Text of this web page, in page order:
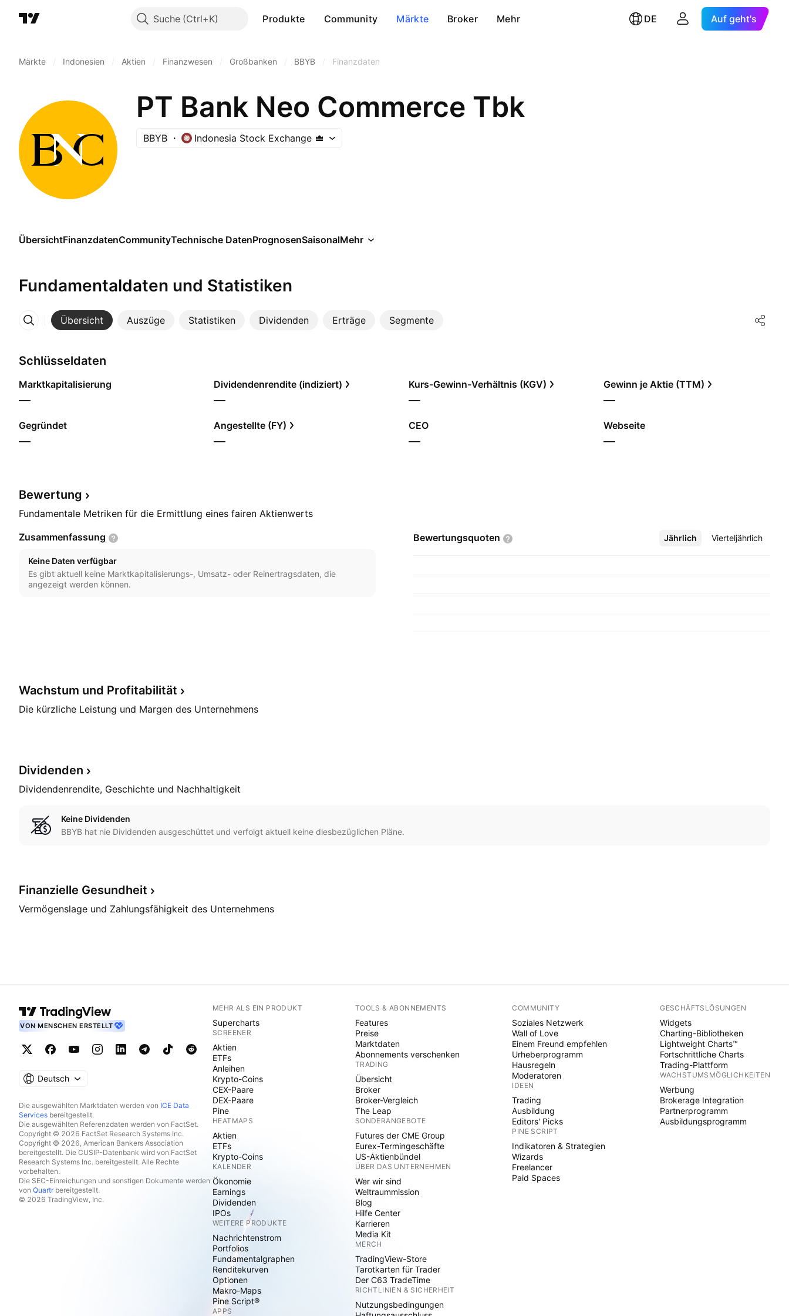
Suche Produkte Community Märkte Broker Mehr DE Auf geht's
Märkte Indonesien Aktien Finanzwesen Großbanken BBYB Finanzdaten
PT Bank Neo Commerce Tbk
BBYB Indonesia Stock Exchange
ÜbersichtFinanzdatenCommunityTechnische DatenPrognosenSaisonalMehr
Fundamentaldaten und Statistiken
Übersicht Auszüge Statistiken Dividenden Erträge Segmente
Mehr
Schlüsseldaten
Marktkapitalisierung
—
Dividendenrendite (indiziert)
—
Kurs-Gewinn-Verhältnis (KGV)
—
Gewinn je Aktie (TTM)
—
Gegründet
—
Angestellte (FY)
—
CEO
—
Webseite
—
Bewertung
Fundamentale Metriken für die Ermittlung eines fairen Aktienwerts
Zusammenfassung
Keine Daten verfügbar
Es gibt aktuell keine Marktkapitalisierungs-, Umsatz- oder Reinertragsdaten, die
angezeigt werden können.
Bewertungsquoten Jährlich Vierteljährlich
Mehr
Wachstum und Profitabilität
Die kürzliche Leistung und Margen des Unternehmens
Dividenden
Dividendenrendite, Geschichte und Nachhaltigkeit
Keine Dividenden
BBYB hat nie Dividenden ausgeschüttet und verfolgt aktuell keine diesbezüglichen Pläne.
Finanzielle Gesundheit
Vermögenslage und Zahlungsfähigkeit des Unternehmens
VON MENSCHEN ERSTELLT
Deutsch
Die ausgewählten Marktdaten werden von ICE Data
Services bereitgestellt.
Die ausgewählten Referenzdaten werden von FactSet.
Copyright © 2026 FactSet Research Systems Inc.
Copyright © 2026, American Bankers Association
bereitgestellt. Die CUSIP-Datenbank wird von FactSet
Research Systems Inc. bereitgestellt. Alle Rechte
vorbehalten.
Die SEC-Einreichungen und sonstigen Dokumente werden
von Quartrbereitgestellt.
© 2026 TradingView, Inc.
MEHR ALS EIN PRODUKT
Supercharts
SCREENER
Aktien
ETFs
Anleihen
Krypto-Coins
CEX-Paare
DEX-Paare
Pine
HEATMAPS
Aktien
ETFs
Krypto-Coins
KALENDER
Ökonomie
Earnings
Dividenden
IPOs
WEITERE PRODUKTE
Nachrichtenstrom
Portfolios
Fundamentalgraphen
Renditekurven
Optionen
Makro-Maps
Pine Script®
APPS
TOOLS & ABONNEMENTS
Features
Preise
Marktdaten
Abonnements verschenken
TRADING
Übersicht
Broker
Broker-Vergleich
The Leap
SONDERANGEBOTE
Futures der CME Group
Eurex-Termingeschäfte
US-Aktienbündel
ÜBER DAS UNTERNEHMEN
Wer wir sind
Weltraummission
Blog
Hilfe Center
Karrieren
Media Kit
MERCH
TradingView-Store
Tarotkarten für Trader
Der C63 TradeTime
RICHTLINIEN & SICHERHEIT
Nutzungsbedingungen
COMMUNITY
Soziales Netzwerk
Wall of Love
Einem Freund empfehlen
Urheberprogramm
Hausregeln
Moderatoren
IDEEN
Trading
Ausbildung
Editors' Picks
PINE SCRIPT
Indikatoren & Strategien
Wizards
Freelancer
Paid Spaces
GESCHÄFTSLÖSUNGEN
Widgets
Charting-Bibliotheken
Lightweight Charts™
Fortschrittliche Charts
Trading-Plattform
WACHSTUMSMÖGLICHKEITEN
Werbung
Brokerage Integration
Partnerprogramm
Ausbildungsprogramm